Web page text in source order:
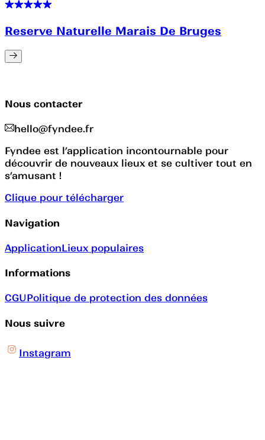
Reserve Naturelle Marais De Bruges
Nous contacter
hello@fyndee.fr
Fyndee est l’application incontournable pour
découvrir de nouveaux lieux et se cultiver tout en
s’amusant !
Clique pour télécharger
Navigation
ApplicationLieux populaires
Informations
CGUPolitique de protection des données
Nous suivre
Instagram